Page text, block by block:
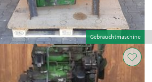
Gebrauchtmaschine